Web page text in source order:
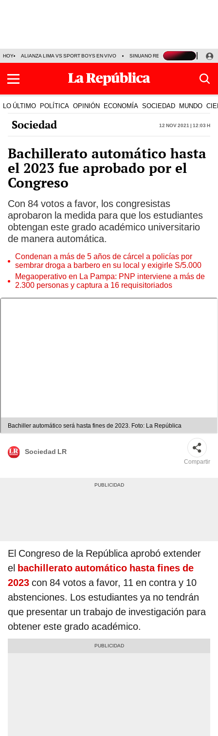
HOY ALIANZA LIMA VS SPORT BOYS EN VIVO SINUANO RESULTADOS HOY
LO ÚLTIMO POLÍTICA OPINIÓN ECONOMÍA SOCIEDAD MUNDO
Sociedad 12 Nov 2021 | 12:03 h
Bachillerato automático hasta
el 2023 fue aprobado por el
Congreso
Con 84 votos a favor, los congresistas
aprobaron la medida para que los estudiantes
obtengan este grado académico universitario
de manera automática.
Condenan a más de 5 años de cárcel a policías por
sembrar droga a barbero en su local y exigirle S/5.000
Megaoperativo en La Pampa: PNP interviene a más de
2.300 personas y captura a 16 requisitoriados
Bachiller automático será hasta fines de 2023. Foto: La República
Sociedad LR
Compartir
El Congreso de la República aprobó extender
el bachillerato automático hasta fines de
2023 con 84 votos a favor, 11 en contra y 10
abstenciones. Los estudiantes ya no tendrán
que presentar un trabajo de investigación para
obtener este grado académico.